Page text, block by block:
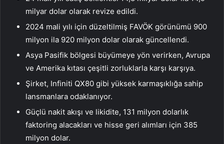
milyar dolar olarak revize edildi.
2024 mali yılı için düzeltilmiş FAVÖK görünümü 900
milyon ila 920 milyon dolar olarak güncellendi.
Asya Pasifik bölgesi büyümeye yön verirken, Avrupa
ve Amerika kıtası çeşitli zorluklarla karşı karşıya.
Şirket, Infiniti QX80 gibi yüksek karmaşıklığa sahip
lansmanlara odaklanıyor.
Güçlü nakit akışı ve likidite, 131 milyon dolarlık
faktoring alacakları ve hisse geri alımları için 385
milyon dolar.